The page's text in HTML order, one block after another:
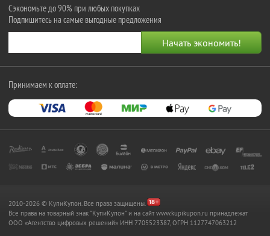
Сэкономьте до 90% при любых покупках
Подпишитесь на самые выгодные предложения
Принимаем к оплате:
2010-2026 © КупиКупон. Все права защищены.
Все права на товарный знак "КупиКупон" и на сайт www.kupikupon.ru принадлежат
OOO «Агентство цифровых решений» ИНН 7705523387, ОГРН 1127747063212